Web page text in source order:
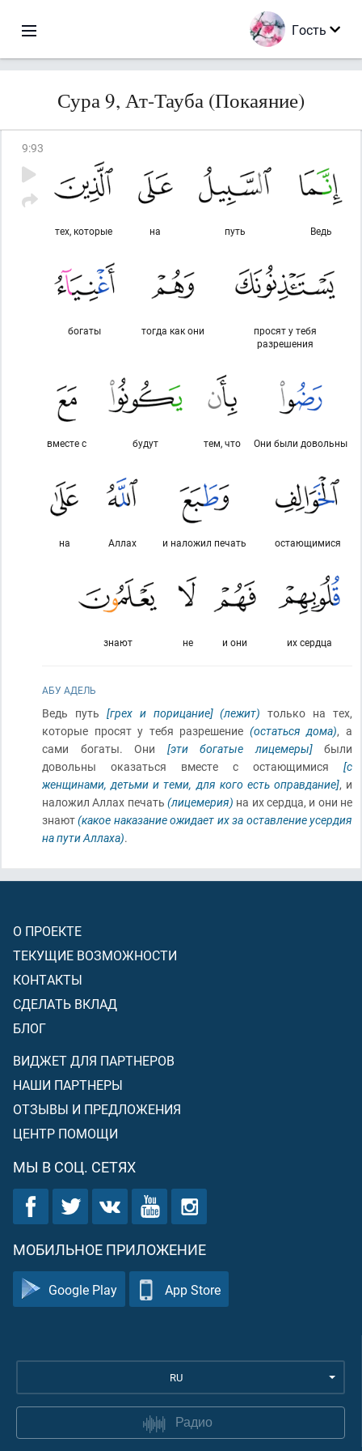
Гость
Сура 9, Ат-Тауба (Покаяние)
9:93
Ведь
путь
на
тех, которые
просят у тебя
разрешения
тогда как они
богаты
Они были довольны
тем, что
будут
вместе с
остающимися
и наложил печать
Аллах
на
их сердца
и они
не
знают
АБУ АДЕЛЬ
Ведь путь [грех и порицание] (лежит) только на тех,
которые просят у тебя разрешение (остаться дома), а
сами богаты. Они [эти богатые лицемеры]были
довольны оказаться вместе с остающимися [с
женщинами, детьми и теми, для кого есть оправдание], и
наложил Аллах печать (лицемерия) на их сердца, и они не
знают(какое наказание ожидает их за оставление усердия
на пути Аллаха).
О ПРОЕКТЕ
ТЕКУЩИЕ ВОЗМОЖНОСТИ
КОНТАКТЫ
СДЕЛАТЬ ВКЛАД
БЛОГ
ВИДЖЕТ ДЛЯ ПАРТНЕРОВ
НАШИ ПАРТНЕРЫ
ОТЗЫВЫ И ПРЕДЛОЖЕНИЯ
ЦЕНТР ПОМОЩИ
МЫ В СОЦ. СЕТЯХ
МОБИЛЬНОЕ ПРИЛОЖЕНИЕ
Google Play App Store
RU
Радио